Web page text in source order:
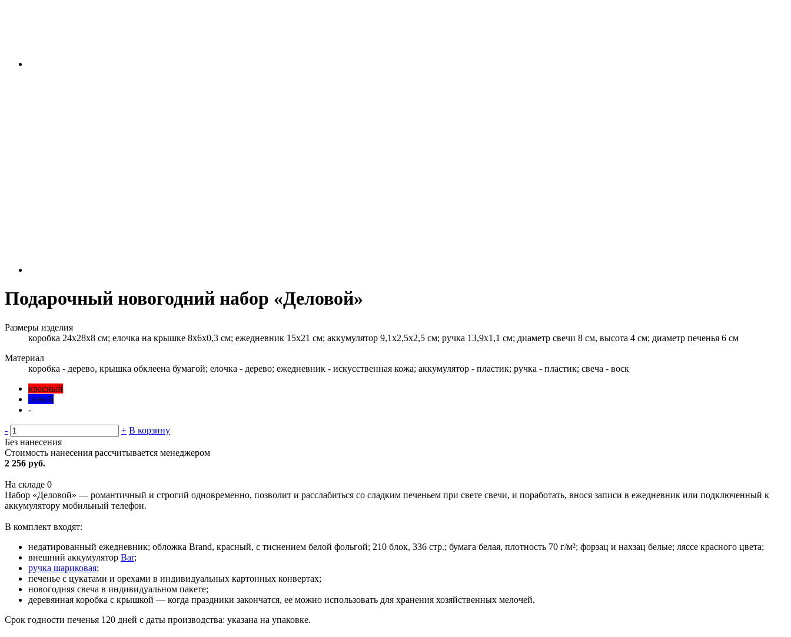
Подарочный новогодний набор «Деловой»
Размеры изделия
коробка 24х28х8 см; елочка на крышке 8х6х0,3 см; ежедневник 15х21 см; аккумулятор 9,1х2,5х2,5 см; ручка 13,9х1,1 см; диаметр свечи 8 см, высота 4 см; диаметр печенья 6 см
Материал
коробка - дерево, крышка обклеена бумагой; елочка - дерево; ежедневник - искусственная кожа; аккумулятор - пластик; ручка - пластик; свеча - воск
красный
синий
-
- + В корзину
Без нанесения
Стоимость нанесения рассчитывается менеджером
2 256 руб.
На складе 0
Набор «Деловой» — романтичный и строгий одновременно, позволит и расслабиться со сладким печеньем при свете свечи, и поработать, внося записи в ежедневник или подключенный к
аккумулятору мобильный телефон.
В комплект входят:
недатированный ежедневник; обложка Brand, красный, с тиснением белой фольгой; 210 блок, 336 стр.; бумага белая, плотность 70 г/м²; форзац и нахзац белые; ляссе красного цвета;
внешний аккумулятор Bar;
ручка шариковая;
печенье с цукатами и орехами в индивидуальных картонных конвертах;
новогодняя свеча в индивидуальном пакете;
деревянная коробка с крышкой — когда праздники закончатся, ее можно использовать для хранения хозяйственных мелочей.
Срок годности печенья 120 дней с даты производства: указана на упаковке.